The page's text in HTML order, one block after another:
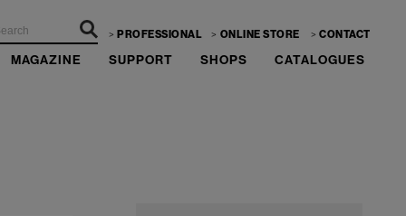
PROFESSIONAL ONLINE STORE CONTACT
MAGAZINE SUPPORT SHOPS CATALOGUES